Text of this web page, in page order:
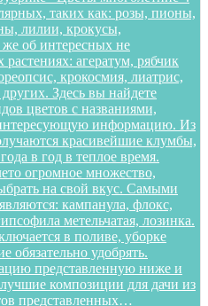
таких как: розы, пионы,
лилии, крокусы,
об интересных не
агератум, рябчик
крокосмия, лиатрис,
Здесь вы найдете
цветов с названиями,
информацию. Из
красивейшие клумбы,
в год в теплое время.
огромное множество,
на свой вкус. Самыми
кампанула, флокс,
метельчатая, лозинка.
в поливе, уборке
обязательно удобрять.
представленную ниже и
композиции для дачи из
представленных…